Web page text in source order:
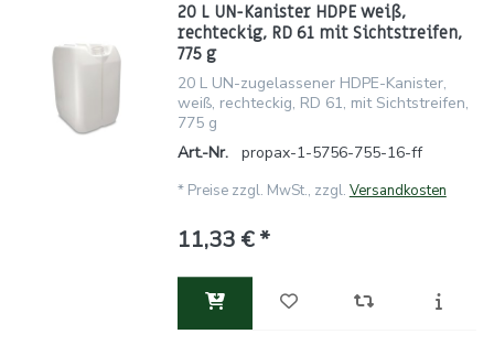
20 L UN-Kanister HDPE weiß,
rechteckig, RD 61 mit Sichtstreifen,
775 g
20 L UN-zugelassener HDPE-Kanister,
weiß, rechteckig, RD 61, mit Sichtstreifen,
775 g
Art.-Nr.
propax-1-5756-755-16-ff
* Preise zzgl. MwSt., zzgl. Versandkosten
11,33 € *